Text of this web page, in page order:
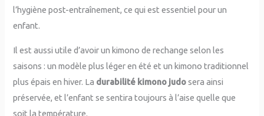
l’hygiène post-entraînement, ce qui est essentiel pour un
enfant.
Il est aussi utile d’avoir un kimono de rechange selon les
saisons : un modèle plus léger en été et un kimono traditionnel
plus épais en hiver. La durabilité kimono judosera ainsi
préservée, et l’enfant se sentira toujours à l’aise quelle que
soit la température.